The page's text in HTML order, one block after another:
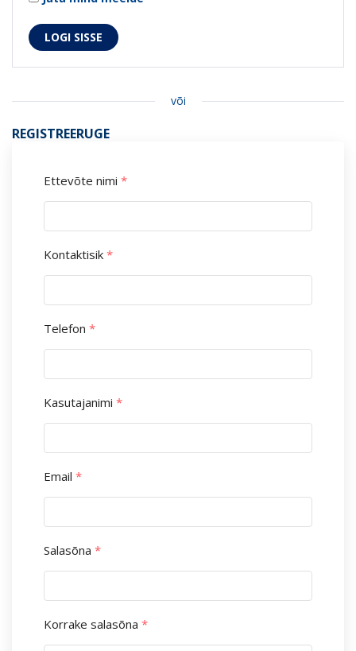
või
REGISTREERUGE
Ettevõte nimi *
Kontaktisik *
Telefon *
Kasutajanimi *
Email *
Salasõna *
Korrake salasõna *